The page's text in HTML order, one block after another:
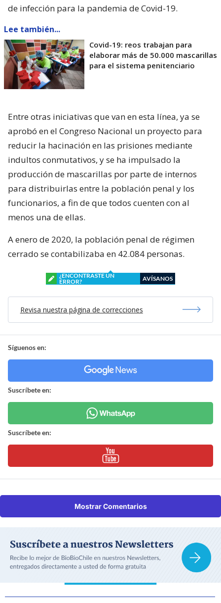
de infección para la pandemia de Covid-19.
Lee también...
Covid-19: reos trabajan para
elaborar más de 50.000 mascarillas
para el sistema penitenciario
Entre otras iniciativas que van en esta línea, ya se
aprobó en el Congreso Nacional un proyecto para
reducir la hacinación en las prisiones mediante
indultos conmutativos, y se ha impulsado la
producción de mascarillas por parte de internos
para distribuirlas entre la población penal y los
funcionarios, a fin de que todos cuenten con al
menos una de ellas.
A enero de 2020, la población penal de régimen
cerrado se contabilizaba en 42.084 personas.
¿ENCONTRASTE UN
ERROR?
AVÍSANOS
Revisa nuestra página de correcciones
Síguenos en:
Suscríbete en:
Suscríbete en:
Mostrar Comentarios